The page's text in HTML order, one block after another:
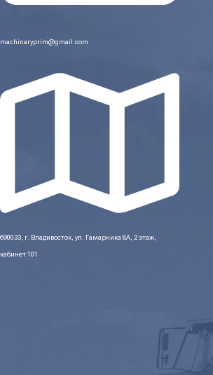
machinaryprim@gmail.com
690033, г. Владивосток, ул. Гамарника 8А, 2 этаж,
кабинет 101